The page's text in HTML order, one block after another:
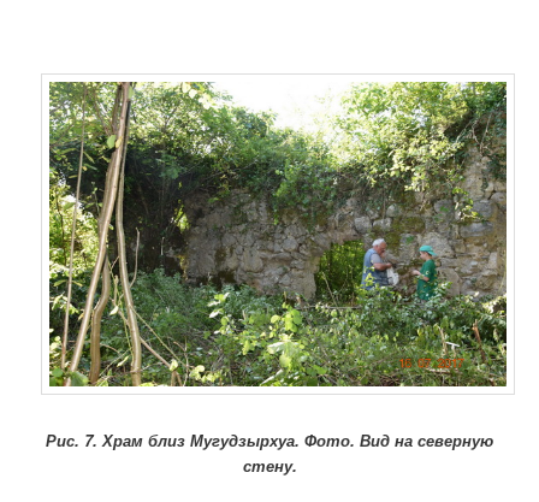
Рис. 7. Храм близ Мугудзырхуа. Фото. Вид на северную
стену.